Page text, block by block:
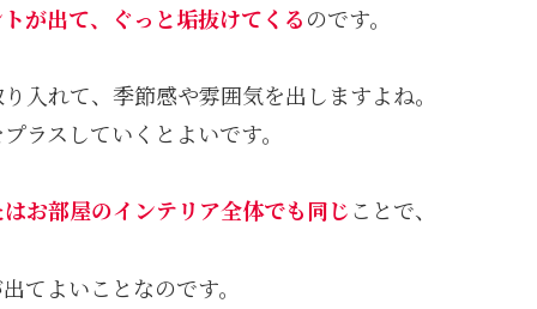
が出て、ぐっと垢抜けてくるのです。
入れて、季節感や雰囲気を出しますよね。
ラスしていくとよいです。
お部屋のインテリア全体でも同じことで、
てよいことなのです。